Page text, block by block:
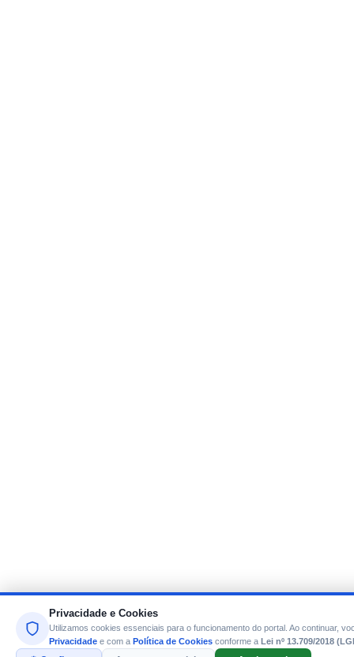
Privacidade e Cookies
Utilizamos cookies essenciais para o funcionamento do portal. Ao continuar,
Privacidade e com a Política de Cookies conforme a Lei nº 13.709/2018